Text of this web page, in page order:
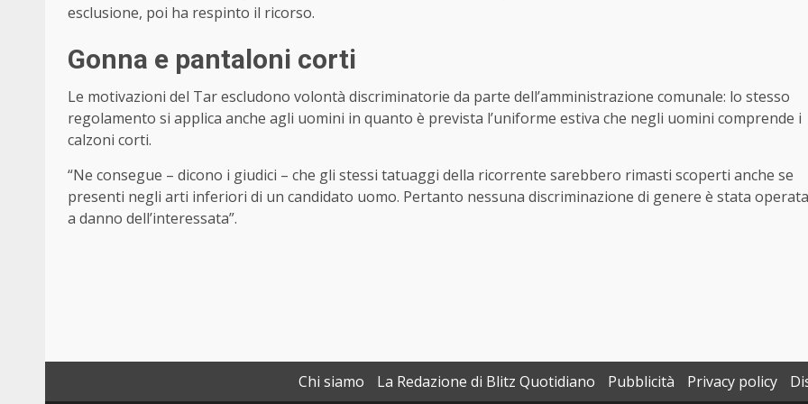
esclusione, poi ha respinto il ricorso.
Gonna e pantaloni corti
Le motivazioni del Tar escludono volontà discriminatorie da parte dell’amministrazione comunale: lo stesso
regolamento si applica anche agli uomini in quanto è prevista l’uniforme estiva che negli uomini comprende i
calzoni corti.
“Ne consegue – dicono i giudici – che gli stessi tatuaggi della ricorrente sarebbero rimasti scoperti anche se
presenti negli arti inferiori di un candidato uomo. Pertanto nessuna discriminazione di genere è stata operata
a danno dell’interessata”.
Chi siamo La Redazione di Blitz Quotidiano Pubblicità Privacy policy